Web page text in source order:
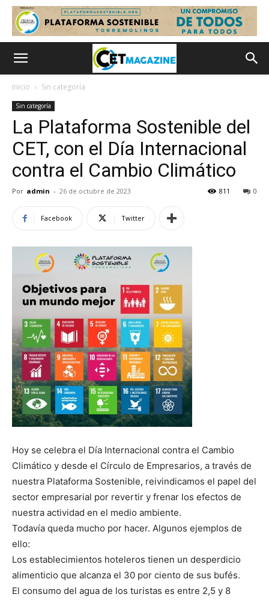
Inicio Sin categoría
Sin categoría
La Plataforma Sostenible del
CET, con el Día Internacional
contra el Cambio Climático
Por admin - 26 de octubre de 2023 0
811
Facebook Twitter
Hoy se celebra el Día Internacional contra el Cambio
Climático y desde el Círculo de Empresarios, a través de
nuestra Plataforma Sostenible, reivindicamos el papel del
sector empresarial por revertir y frenar los efectos de
nuestra actividad en el medio ambiente.
Todavía queda mucho por hacer. Algunos ejemplos de
ello:
Los establecimientos hoteleros tienen un desperdicio
alimenticio que alcanza el 30 por ciento de sus bufés.
El consumo del agua de los turistas es entre 2,5 y 8